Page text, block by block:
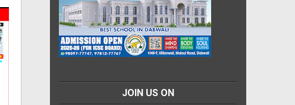
JOIN US ON